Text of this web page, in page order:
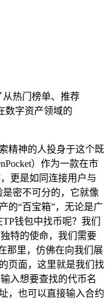
热门榜单、推荐
数字资产领域的
精神的人投身于这个既
）作为一款在市
更是如同连接用户与
密不可分的，它就像
的“百宝箱”，无论是广
钱包中找币呢？我们
特的使命，我们需要
那里，仿佛在向我们展
页面，这里就是我们找
入想要查找的代币名
，也可以直接输入合约